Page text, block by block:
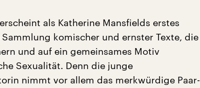
als Katherine Mansfields erstes
Sammlung komischer und ernster Texte, die
und auf ein gemeinsames Motiv
Sexualität. Denn die junge
nimmt vor allem das merkwürdige Paar-